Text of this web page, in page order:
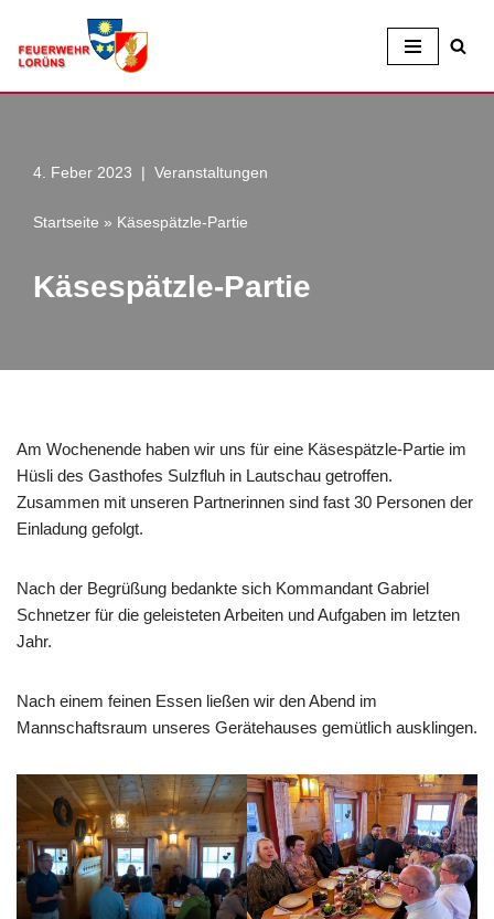
Zum
4. Feber 2023 Veranstaltungen
Startseite » Käsespätzle-Partie
Käsespätzle-Partie
Am Wochenende haben wir uns für eine Käsespätzle-Partie im
Hüsli des Gasthofes Sulzfluh in Lautschau getroffen.
Zusammen mit unseren Partnerinnen sind fast 30 Personen der
Einladung gefolgt.
Nach der Begrüßung bedankte sich Kommandant Gabriel
Schnetzer für die geleisteten Arbeiten und Aufgaben im letzten
Jahr.
Nach einem feinen Essen ließen wir den Abend im
Mannschaftsraum unseres Gerätehauses gemütlich ausklingen.